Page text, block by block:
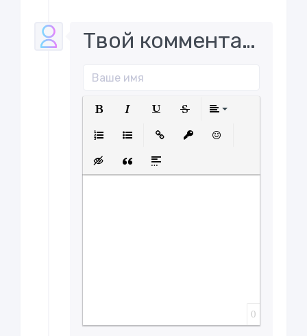
Твой комментарий..
Вставка скрытого текста
Вставка цитаты
Вставка спойлера
0